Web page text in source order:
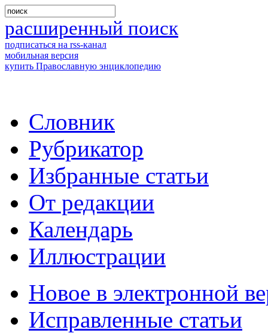
расширенный поиск
подписаться на rss-канал
мобильная версия
купить Православную энциклопедию
Словник
Рубрикатор
Избранные статьи
От редакции
Календарь
Иллюстрации
Новое в электронной
Исправленные статьи